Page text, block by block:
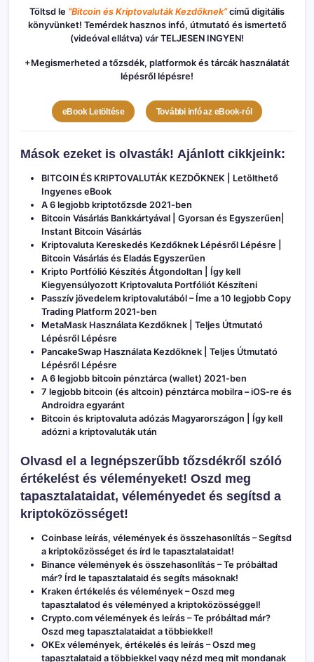
Töltsd le “Bitcoin és Kriptovaluták Kezdőknek”című digitális
könyvünket! Temérdek hasznos infó, útmutató és ismertető
(videóval ellátva) vár TELJESEN INGYEN!
+Megismerheted a tőzsdék, platformok és tárcák használatát
lépésről lépésre!
eBook Letöltése További infó az eBook-ról
Mások ezeket is olvasták! Ajánlott cikkjeink:
BITCOIN ÉS KRIPTOVALUTÁK KEZDŐKNEK | Letölthető
Ingyenes eBook
A 6 legjobb kriptotőzsde 2021-ben
Bitcoin Vásárlás Bankkártyával | Gyorsan és Egyszerűen|
Instant Bitcoin Vásárlás
Kriptovaluta Kereskedés Kezdőknek Lépésről Lépésre |
Bitcoin Vásárlás és Eladás Egyszerűen
Kripto Portfólió Készítés Átgondoltan | Így kell
Kiegyensúlyozott Kriptovaluta Portfóliót Készíteni
Passzív jövedelem kriptovalutából – Íme a 10 legjobb Copy
Trading Platform 2021-ben
MetaMask Használata Kezdőknek | Teljes Útmutató
Lépésről Lépésre
PancakeSwap Használata Kezdőknek | Teljes Útmutató
Lépésről Lépésre
A 6 legjobb bitcoin pénztárca (wallet) 2021-ben
7 legjobb bitcoin (és altcoin) pénztárca mobilra – iOS-re és
Androidra egyaránt
Bitcoin és kriptovaluta adózás Magyarországon | Így kell
adózni a kriptovaluták után
Olvasd el a legnépszerűbb tőzsdékről szóló
értékelést és véleményeket! Oszd meg
tapasztalataidat, véleményedet és segítsd a
kriptoközösséget!
Coinbase leírás, vélemények és összehasonlítás – Segítsd
a kriptoközösséget és írd le tapasztalataidat!
Binance vélemények és összehasonlítás – Te próbáltad
már? Írd le tapasztalataid és segíts másoknak!
Kraken értékelés és vélemények – Oszd meg
tapasztalatod és véleményed a kriptoközösséggel!
Crypto.com vélemények és leírás – Te próbáltad már?
Oszd meg tapasztalataidat a többiekkel!
OKEx vélemények, értékelés és leírás – Oszd meg
tapasztalataid a többiekkel vagy nézd meg mit mondanak